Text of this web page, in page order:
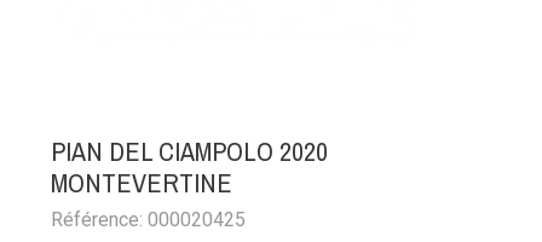
PIAN DEL CIAMPOLO 2020
MONTEVERTINE
Référence: 000020425